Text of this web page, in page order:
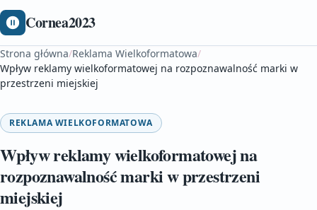
Cornea2023
Strona główna/Reklama Wielkoformatowa/
Wpływ reklamy wielkoformatowej na rozpoznawalność marki w
przestrzeni miejskiej
REKLAMA WIELKOFORMATOWA
Wpływ reklamy wielkoformatowej na
rozpoznawalność marki w przestrzeni
miejskiej